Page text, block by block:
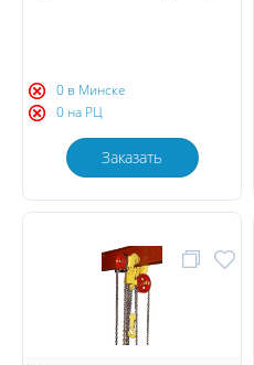
0 в Минске
0 на РЦ
Заказать